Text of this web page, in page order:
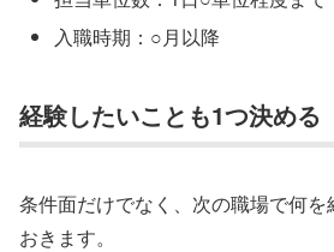
入職時期：○月以降
経験したいことも1つ決める
条件面だけでなく、次の職場で何
おきます。